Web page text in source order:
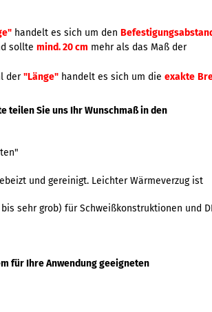
handelt es sich um den
sollte mind. 20 cm mehr als das Maß der
der"Länge" handelt es sich um die exakte
teilen Sie uns Ihr Wunschmaß in den
und gereinigt. Leichter Wärmeverzug ist
sehr grob) für Schweißkonstruktionen und
für Ihre Anwendung geeigneten